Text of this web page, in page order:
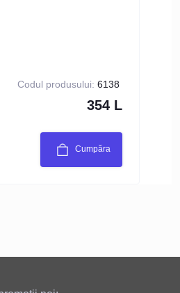
Codul produsului: 6138
354 L
Cumpăra